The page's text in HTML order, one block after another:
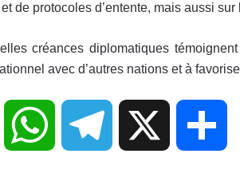
et de protocoles d’entente, mais aussi
créances diplomatiques
avec d’autres nations et à